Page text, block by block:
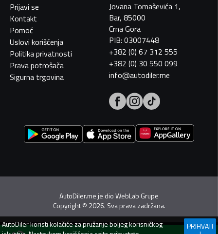
Prijavi se
Kontakt
Pomoć
Uslovi korišćenja
Politika privatnosti
Prava potrošača
Sigurna trgovina
Jovana Tomaševića 1,
Bar, 85000
Crna Gora
PIB: 03007448
+382 (0) 67 312 555
+382 (0) 30 550 099
info@autodiler.me
AutoDiler.me je dioWebLab Grupe
Copyright© 2026. Sva prava zadržana.
AutoDilerkoristi kolačiće za pružanje boljeg korisničkog
PRIHVATI